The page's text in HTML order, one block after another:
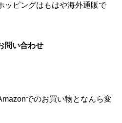
ッピングはもはや海外通販で
問い合わせ
でのお買い物となんら変